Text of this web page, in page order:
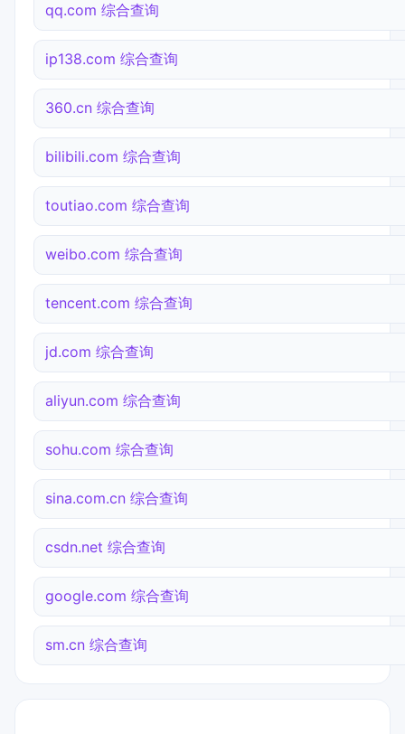
qq.com 综合查询
ip138.com 综合查询
360.cn 综合查询
bilibili.com 综合查询
toutiao.com 综合查询
weibo.com 综合查询
tencent.com 综合查询
jd.com 综合查询
aliyun.com 综合查询
sohu.com 综合查询
sina.com.cn 综合查询
csdn.net 综合查询
google.com 综合查询
sm.cn 综合查询